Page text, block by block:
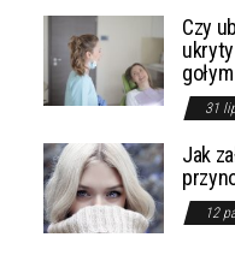
Czy
31
Jak
12